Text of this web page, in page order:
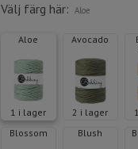
Välj färg här: Aloe
Aloe
1 i lager
Avocado
2 i lager
Blossom
Blush